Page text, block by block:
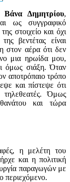
Βάνα Δημητρίου,
ως συγγραφικό
στοιχείο και όχι
βεντέτας είναι
στον αέρα ότι δεν
μια ηρωίδα μου,
όμως σιάξη. Όταν
αποτρόπαιο τρόπο
και πίστεψε ότι
Όμως
και τώρα
η μελέτη του
και η πολιτική
παραγωγών με
περιεχόμενο.